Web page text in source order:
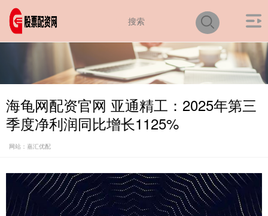
海龟网配资官网 亚通精工：2025年第三
季度净利润同比增长1125%
网站：嘉汇优配